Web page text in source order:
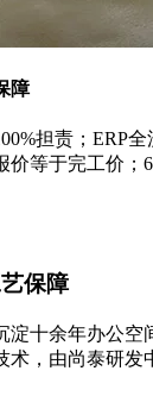
障
担责；ERP
等于完工价；
保障
淀十余年办公空
术，由尚泰研发